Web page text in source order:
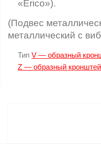
«Erico»).
(Подвес
металлический с
Тип V — образный
Z — образный